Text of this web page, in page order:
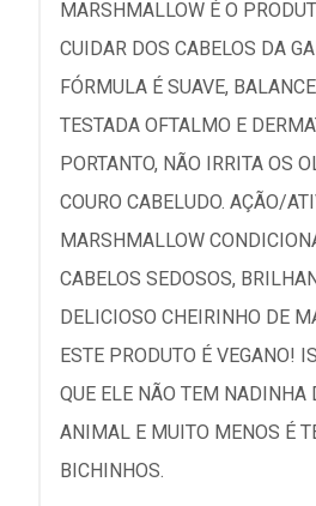
MARSHMALLOW É O
CUIDAR DOS CABELOS DA
FÓRMULA É SUAVE,
TESTADA OFTALMO E
PORTANTO, NÃO IRRITA OS
COURO CABELUDO. AÇÃO/
MARSHMALLOW
CABELOS SEDOSOS,
DELICIOSO CHEIRINHO DE
ESTE PRODUTO É VEGANO!
QUE ELE NÃO TEM NADINHA
ANIMAL E MUITO MENOS É
BICHINHOS.